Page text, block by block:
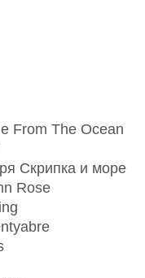
From The Ocean
Скрипка и море
Rose